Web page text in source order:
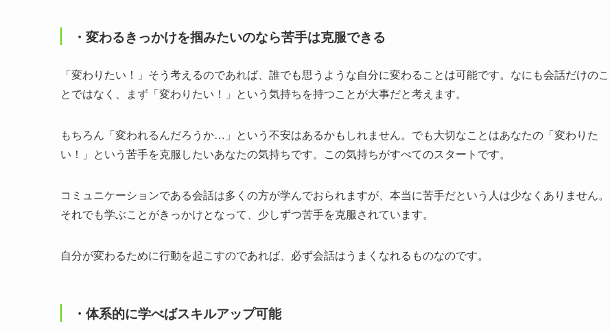
・変わるきっかけを掴みたいのなら苦手は克服できる
「変わりたい！」そう考えるのであれば、誰でも思うような自分に変わることは可能です。なにも会話だけのこ
とではなく、まず「変わりたい！」という気持ちを持つことが大事だと考えます。
もちろん「変われるんだろうか…」という不安はあるかもしれません。でも大切なことはあなたの「変わりた
い！」という苦手を克服したいあなたの気持ちです。この気持ちがすべてのスタートです。
コミュニケーションである会話は多くの方が学んでおられますが、本当に苦手だという人は少なくありません。
それでも学ぶことがきっかけとなって、少しずつ苦手を克服されています。
自分が変わるために行動を起こすのであれば、必ず会話はうまくなれるものなのです。
・体系的に学べばスキルアップ可能